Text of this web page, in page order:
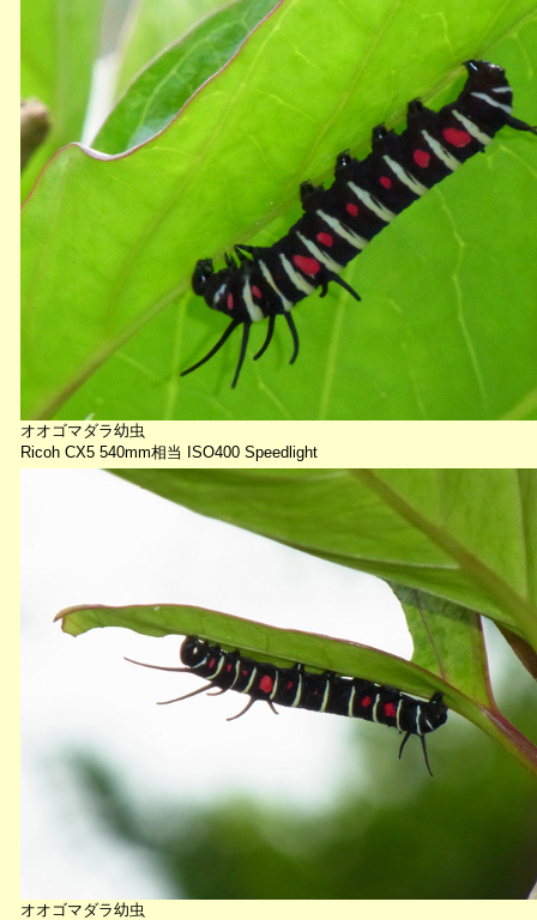
オオゴマダラ幼虫
Ricoh CX5 540mm相当 ISO400 Speedlight
オオゴマダラ幼虫